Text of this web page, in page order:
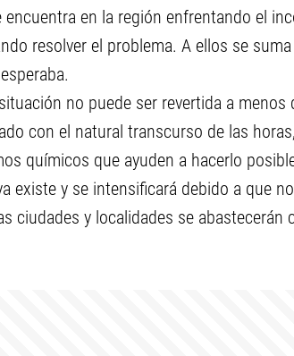
encuentra en la región enfrentando el
resolver el problema. A ellos se
no puede ser revertida a
con el natural transcurso de las
químicos que ayuden a hacerlo
existe y se intensificará debido a que
ciudades y localidades se abastecerán